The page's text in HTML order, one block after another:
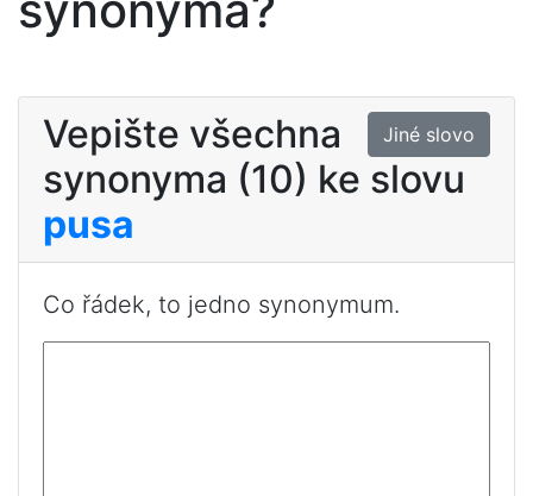
Jiné slovo
Vepište všechna
synonyma (10) ke slovu
pusa
Co řádek, to jedno synonymum.